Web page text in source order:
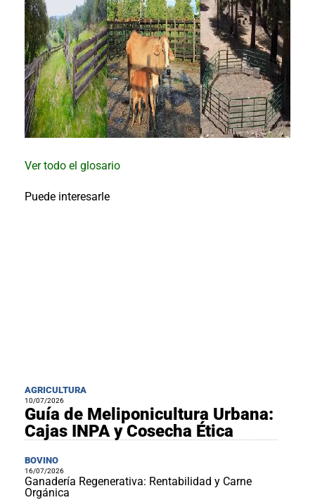
Avicultura
Cultivos
Ganadería
Hidroponía
Pastos
Forrajes
Ovinos
Ver todo el glosario
Puede interesarle
AGRICULTURA
10/07/2026
Guía de Meliponicultura Urbana:
Cajas INPA y Cosecha Ética
BOVINO
16/07/2026
Ganadería Regenerativa: Rentabilidad y Carne
Orgánica